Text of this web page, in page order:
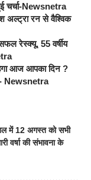
चर्चा-Newsnetra
अल्ट्रा रन से वैश्विक
रेस्क्यू, 55 वर्षीय
आज आपका दिन ?
Newsnetra
में 12 अगस्त को सभी
वर्षा की संभावना के